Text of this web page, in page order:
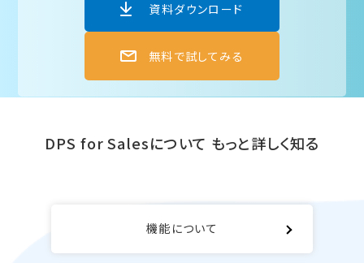
資料ダウンロード
無料で試してみる
DPS for Salesについて もっと詳しく知る
機能について